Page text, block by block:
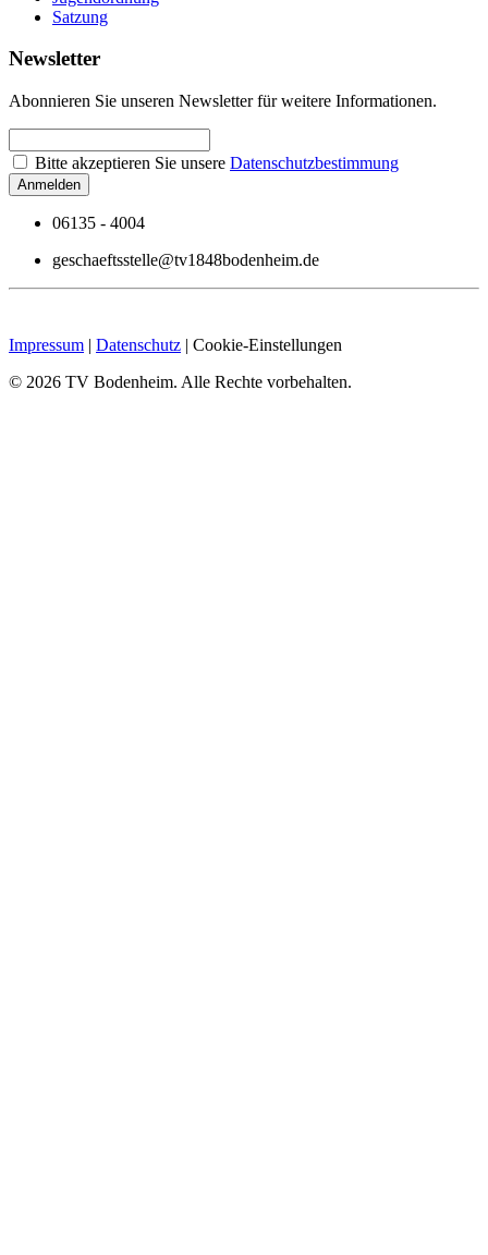
Satzung
Newsletter
Abonnieren Sie unseren Newsletter für weitere Informationen.
Bitte akzeptieren Sie unsere Datenschutzbestimmung
06135 - 4004
geschaeftsstelle@tv1848bodenheim.de
Impressum | Datenschutz | Cookie-Einstellungen
© 2026 TV Bodenheim. Alle Rechte vorbehalten.